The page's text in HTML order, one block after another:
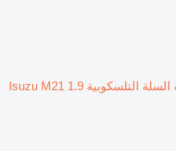
رافعة السلة التلسكوبية Isuzu M21 1.9